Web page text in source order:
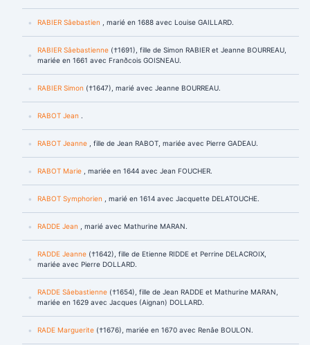
RABIER Sâebastien , marié en 1688 avec Louise GAILLARD.
RABIER Sâebastienne (†1691), fille de Simon RABIER et Jeanne BOURREAU,
mariée en 1661 avec Franðcois GOISNEAU.
RABIER Simon (†1647), marié avec Jeanne BOURREAU.
RABOT Jean.
RABOT Jeanne , fille de Jean RABOT, mariée avec Pierre GADEAU.
RABOT Marie , mariée en 1644 avec Jean FOUCHER.
RABOT Symphorien , marié en 1614 avec Jacquette DELATOUCHE.
RADDE Jean , marié avec Mathurine MARAN.
RADDE Jeanne (†1642), fille de Etienne RIDDE et Perrine DELACROIX,
mariée avec Pierre DOLLARD.
RADDE Sâebastienne (†1654), fille de Jean RADDE et Mathurine MARAN,
mariée en 1629 avec Jacques (Aignan) DOLLARD.
RADE Marguerite (†1676), mariée en 1670 avec Renâe BOULON.